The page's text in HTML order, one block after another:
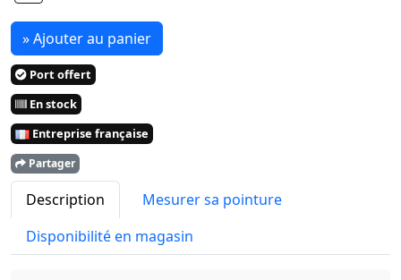
» Ajouter au panier
Port offert
En stock
Entreprise française
Partager
Description
Mesurer sa pointure
Disponibilité en magasin